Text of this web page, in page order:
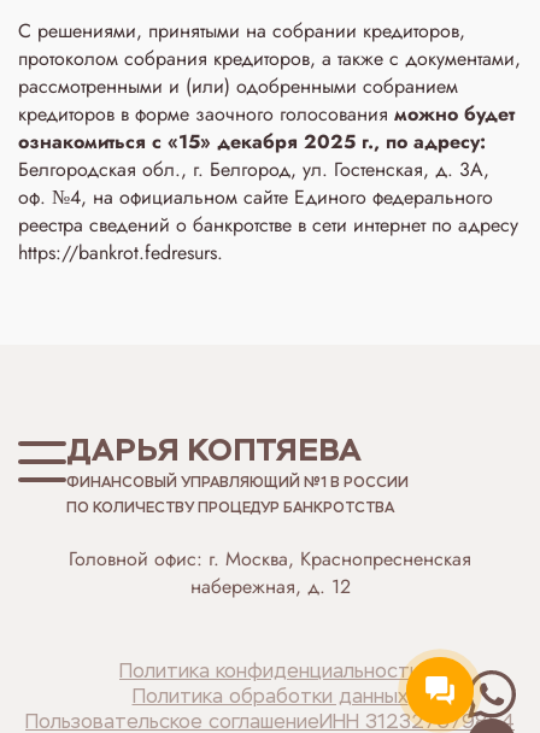
С решениями, принятыми на собрании кредиторов,
протоколом собрания кредиторов, а также с документами,
рассмотренными и (или) одобренными собранием
кредиторов в форме заочного голосования можно будет
ознакомиться с «15» декабря 2025 г., по адресу:
Белгородская обл., г. Белгород, ул. Гостенская, д. 3A,
оф. №4, на официальном сайте Единого федерального
реестра сведений о банкротстве в сети интернет по адресу
https://bankrot.fedresurs.
ДАРЬЯ КОПТЯЕВА
ФИНАНСОВЫЙ УПРАВЛЯЮЩИЙ №1 В РОССИИ
ПО КОЛИЧЕСТВУ ПРОЦЕДУР БАНКРОТСТВА
Головной офис: г. Москва, Краснопресненская
набережная, д. 12
Политика конфиденциальности
Политика обработки данных
Пользовательское соглашениеИНН 312327679854